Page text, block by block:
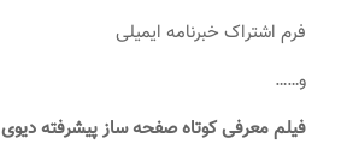
فرم اشتراک خبرنامه ایمیلی
و……
فیلم معرفی کوتاه صفحه ساز پیشرفته دیوی